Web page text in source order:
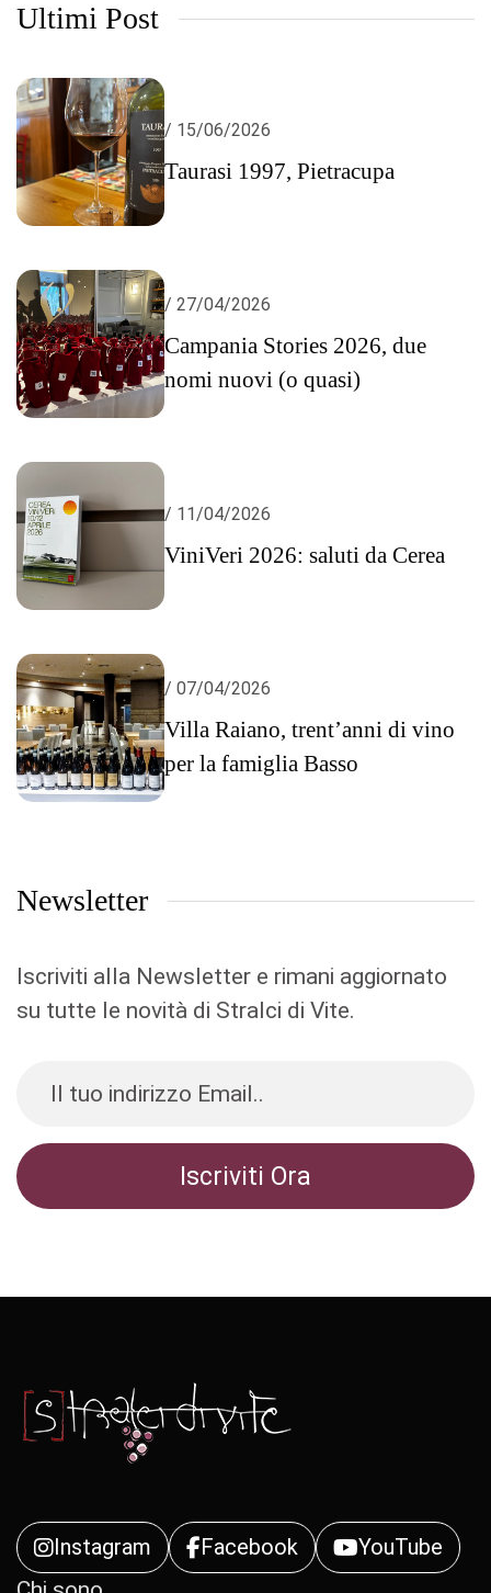
Ultimi Post
/ 15/06/2026
Taurasi 1997, Pietracupa
/ 27/04/2026
Campania Stories 2026, due
nomi nuovi (o quasi)
/ 11/04/2026
ViniVeri 2026: saluti da Cerea
/ 07/04/2026
Villa Raiano, trent’anni di vino
per la famiglia Basso
Newsletter
Iscriviti alla Newsletter e rimani aggiornato
su tutte le novità di Stralci di Vite.
Instagram Facebook
YouTube